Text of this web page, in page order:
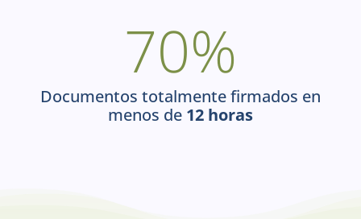
70%
Documentos totalmente firmados en
menos de 12 horas